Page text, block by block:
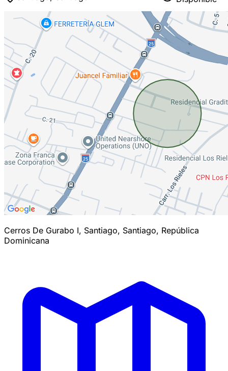
Cerros De Gurabo I, Santiago, Santiago, República
Dominicana